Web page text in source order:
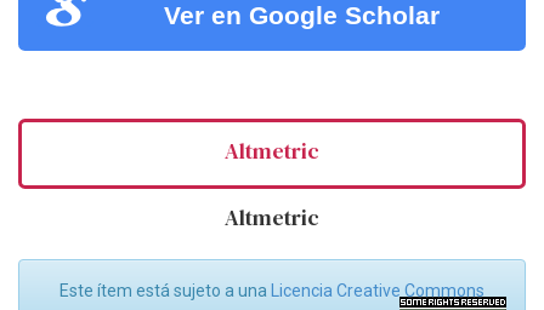
Ver en Google Scholar
Altmetric
Altmetric
Este ítem está sujeto a una Licencia Creative Commons